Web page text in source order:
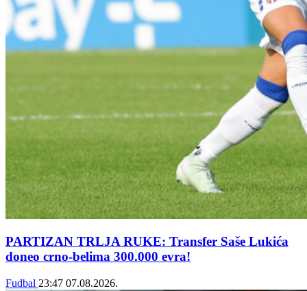
PARTIZAN TRLJA RUKE: Transfer Saše Lukića
doneo crno-belima 300.000 evra!
Fudbal 23:47 07.08.2026.